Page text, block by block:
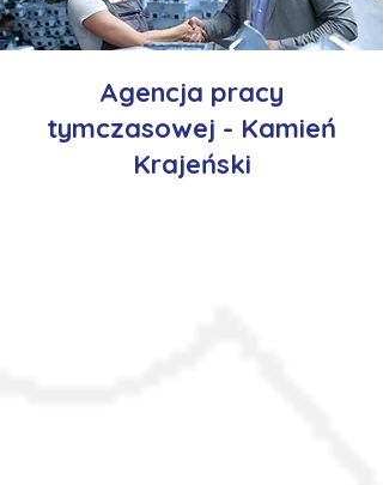
Agencja pracy
tymczasowej - Kamień
Krajeński